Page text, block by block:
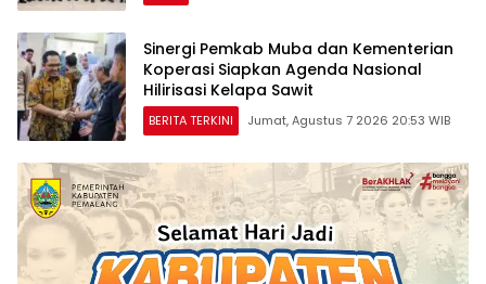
Sinergi Pemkab Muba dan Kementerian
Koperasi Siapkan Agenda Nasional
Hilirisasi Kelapa Sawit
BERITA TERKINI Jumat, Agustus 7 2026 20:53 WIB